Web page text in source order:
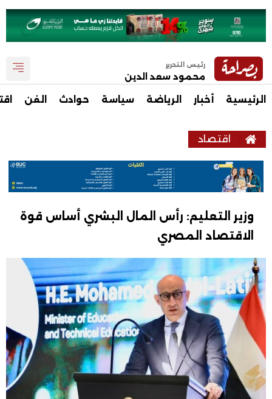
رئيس التحرير
محمود سعد الدين
الرئيسية أخبار الرياضة سياسة حوادث الفن
اقتصاد
وزير التعليم: رأس المال البشري أساس قوة
الاقتصاد المصري